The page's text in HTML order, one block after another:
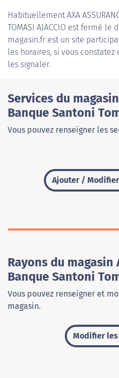
HabituellementAXA
TOMASI AJACCIO est fermé le
magasin.fr est un site
les horaires, si vous
les signaler.
Services du
Banque Santoni
Vous pouvez renseigner les
Ajouter /
Rayons du magasin
Banque Santoni
Vous pouvez renseigner et
magasin.
Modifier les